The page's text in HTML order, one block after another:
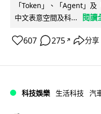
「Token」、「Agent」
中文表意空間及科...
閱讀
607 275 ↗ 分享
科技娛樂 生活科技 汽